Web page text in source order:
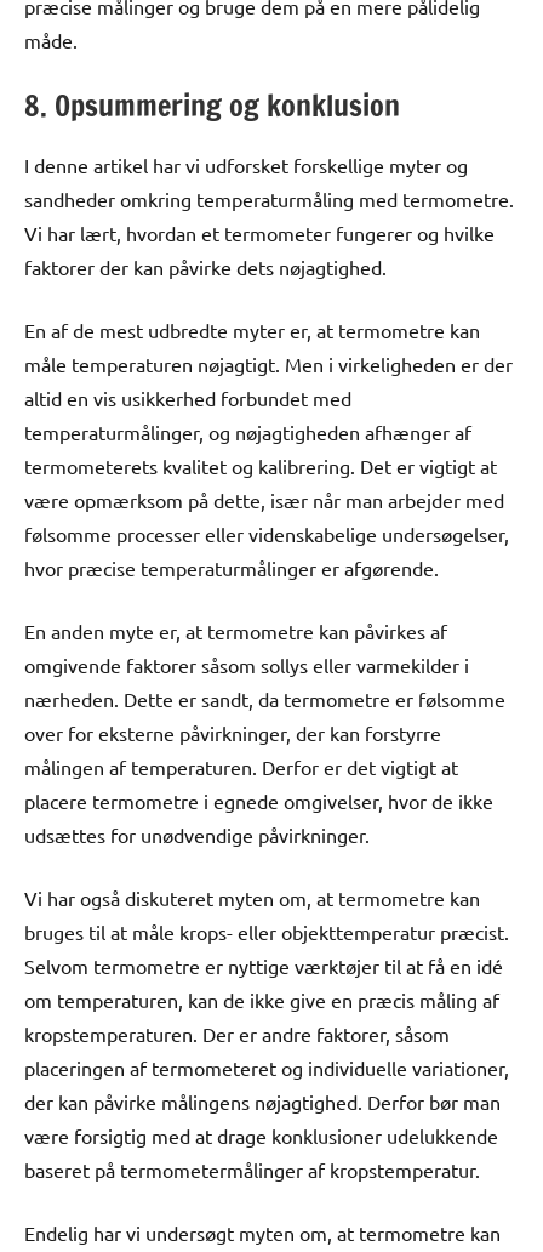
præcise målinger og bruge dem på en mere pålidelig
måde.
8. Opsummering og konklusion
I denne artikel har vi udforsket forskellige myter og
sandheder omkring temperaturmåling med termometre.
Vi har lært, hvordan et termometer fungerer og hvilke
faktorer der kan påvirke dets nøjagtighed.
En af de mest udbredte myter er, at termometre kan
måle temperaturen nøjagtigt. Men i virkeligheden er der
altid en vis usikkerhed forbundet med
temperaturmålinger, og nøjagtigheden afhænger af
termometerets kvalitet og kalibrering. Det er vigtigt at
være opmærksom på dette, især når man arbejder med
følsomme processer eller videnskabelige undersøgelser,
hvor præcise temperaturmålinger er afgørende.
En anden myte er, at termometre kan påvirkes af
omgivende faktorer såsom sollys eller varmekilder i
nærheden. Dette er sandt, da termometre er følsomme
over for eksterne påvirkninger, der kan forstyrre
målingen af temperaturen. Derfor er det vigtigt at
placere termometre i egnede omgivelser, hvor de ikke
udsættes for unødvendige påvirkninger.
Vi har også diskuteret myten om, at termometre kan
bruges til at måle krops- eller objekttemperatur præcist.
Selvom termometre er nyttige værktøjer til at få en idé
om temperaturen, kan de ikke give en præcis måling af
kropstemperaturen. Der er andre faktorer, såsom
placeringen af termometeret og individuelle variationer,
der kan påvirke målingens nøjagtighed. Derfor bør man
være forsigtig med at drage konklusioner udelukkende
baseret på termometermålinger af kropstemperatur.
Endelig har vi undersøgt myten om, at termometre kan